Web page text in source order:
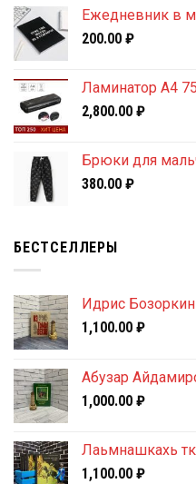
Ежедневник в
200.00 ₽
Ламинатор A4
2,800.00 ₽
Брюки для
380.00 ₽
БЕСТСЕЛЛЕРЫ
Идрис
1,100.00 ₽
Абузар
1,000.00 ₽
Лаьмнашкахь
1,100.00 ₽